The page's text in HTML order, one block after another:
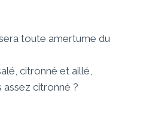
toute amertume du
citronné et aillé,
assez citronné ?